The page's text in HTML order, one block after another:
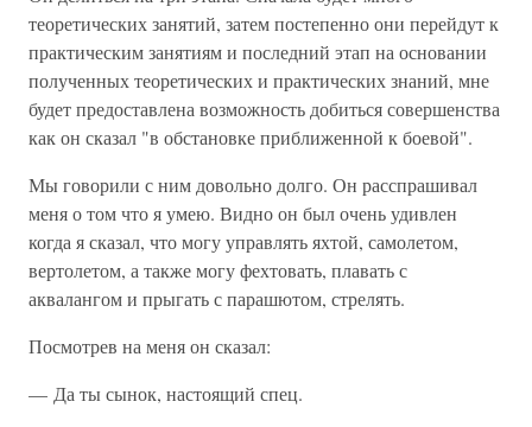
теоретических занятий, затем постепенно они перейдут к
практическим занятиям и последний этап на основании
полученных теоретических и практических знаний, мне
будет предоставлена возможность добиться совершенства
как он сказал "в обстановке приближенной к боевой".
Мы говорили с ним довольно долго. Он расспрашивал
меня о том что я умею. Видно он был очень удивлен
когда я сказал, что могу управлять яхтой, самолетом,
вертолетом, а также могу фехтовать, плавать с
аквалангом и прыгать с парашютом, стрелять.
Посмотрев на меня он сказал:
— Да ты сынок, настоящий спец.